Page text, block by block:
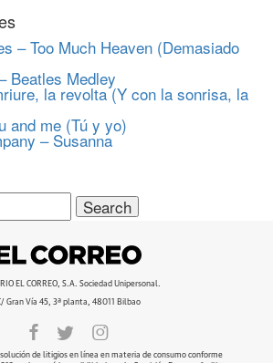
– Too Much Heaven (Demasiado
Beatles Medley
la revolta (Y con la sonrisa, la
and me (Tú y yo)
– Susanna
EL CORREO, S.A. Sociedad Unipersonal.
Gran Vía 45, 3ª planta, 48011 Bilbao
de litigios en línea en materia de consumo conforme